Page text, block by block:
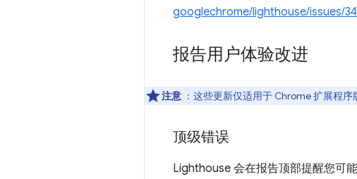
googlechrome/lighthouse/issues/
报告用户体验改进
注意 ：这些更新仅适用于 Chrome 扩展程
顶级错误
Lighthouse 会在报告顶部提醒您可